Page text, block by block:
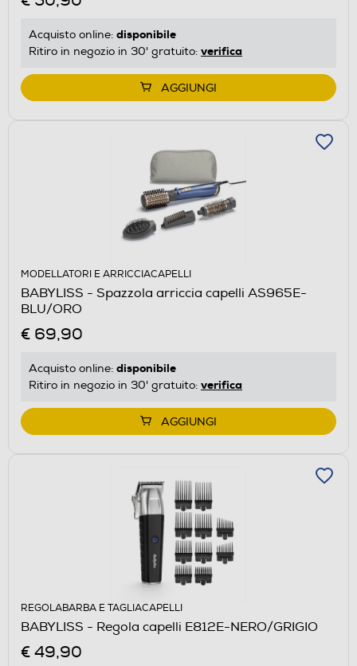
Acquisto online: disponibile
Ritiro in negozio in 30' gratuito: verifica
AGGIUNGI
MODELLATORI E ARRICCIACAPELLI
BABYLISS - Spazzola arriccia capelli AS965E-
BLU/ORO
€ 69,90
Acquisto online: disponibile
Ritiro in negozio in 30' gratuito: verifica
AGGIUNGI
REGOLABARBA E TAGLIACAPELLI
BABYLISS - Regola capelli E812E-NERO/GRIGIO
€ 49,90